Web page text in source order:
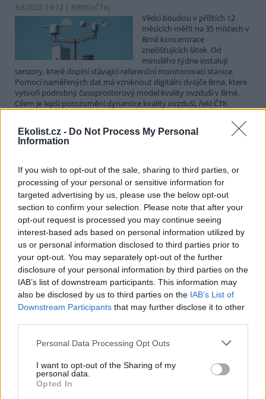
Ekolist.cz - Do Not Process My Personal
Information
If you wish to opt-out of the sale, sharing to third parties, or
processing of your personal or sensitive information for
targeted advertising by us, please use the below opt-out
section to confirm your selection. Please note that after your
opt-out request is processed you may continue seeing
interest-based ads based on personal information utilized by
us or personal information disclosed to third parties prior to
your opt-out. You may separately opt-out of the further
disclosure of your personal information by third parties on the
IAB’s list of downstream participants. This information may
also be disclosed by us to third parties on the IAB’s List of
Downstream Participants that may further disclose it to other
Personal Data Processing Opt Outs
I want to opt-out of the Sharing of my
personal data.
Opted In
3.8.2026 19:12 | BRNO (ČTK)
Vědci boudou v příštích 12
měsících měřit na 35 místech v
Brně koncentrace
znečišťujících látek. Od
minulého týdne instalují
senzory, které doplní stávající referenční monitorovací stanice.
Pomocí naměřených dat má vzniknout digitální dvojče Brna, které
vytvoří podrobný časoprostorový model kvality ovzduší v Brně.
Cílem je lepší porozumění dynamice kvality ovzduší, řekl ČTK
Soutěska Sibiř v Teplických skalách v létě chladí, dnes
3.8.2026 16:12 | TEPLICE NAD METUJÍ (ČTK)
Zájem o Teplické skály na
Náchodsku je v letních
měsících značný. Lidé
vyhledávají ve vedrech
příjemné klima skalních měst.
Příkladem je soutěska Sibiř, kde je v létě teplotní rozdíl nejméně 15
stupňů Celsia. ČTK to řekla tajemnice městského úřadu v Teplicích
nad Metují Markéta Strnadová. Teplické skály patří městu. Do
soutěsky Sibiř se lze dostat běžně, je součástí prohlídkového
okruhu.
Farmáři mají kvůli suchu problémy s nedostatkem
sena na krmení
3.8.2026 15:55 | ŽELEZNÝ ÚJEZD ( ČTK
Diskuse: 12
dalších částech Česka mají